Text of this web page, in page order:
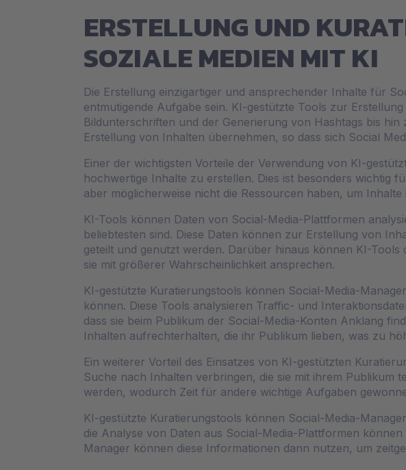
ERSTELLUNG UND
SOZIALE MEDIEN MIT KI
Die Erstellung einzigartiger und ansprechender Inhalte für
entmutigende Aufgabe sein. KI-gestützte Tools zur
Bildunterschriften und der Generierung von Hashtags bis
Erstellung von Inhalten übernehmen, so dass sich Social
Einer der wichtigsten Vorteile der Verwendung von KI-
hochwertige Inhalte zu erstellen. Dies ist besonders wichtig
aber möglicherweise nicht die Ressourcen haben, um
KI-Tools können Daten von Social-Media-Plattformen
beliebtesten sind. Diese Daten können zur Erstellung von
geteilt und genutzt werden. Darüber hinaus können KI-
sie mit größerer Wahrscheinlichkeit ansprechen.
KI-gestützte Kuratierungstools können Social-Media-
können. Diese Tools analysieren Traffic- und
dass sie beim Publikum der Social-Media-Konten Anklang
Inhalten aufrechterhalten, die ihr Publikum lieben, was zu
Ein weiterer Vorteil des Einsatzes von KI-gestützten
Suche nach Inhalten verbringen, die sie mit ihrem Publikum
werden, wodurch Zeit für andere wichtige Aufgaben
KI-gestützte Kuratierungstools können Social-Media-
die Analyse von Daten aus Social-Media-Plattformen
Manager können diese Informationen dann nutzen, um